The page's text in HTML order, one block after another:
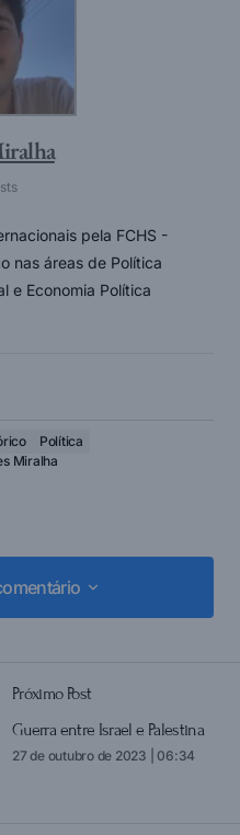
pela FCHS -
nas áreas de Política
e Economia Política
Política
Miralha
Próximo Post
Guerra entre Israel e Palestina
27 de outubro de 2023 | 06:34